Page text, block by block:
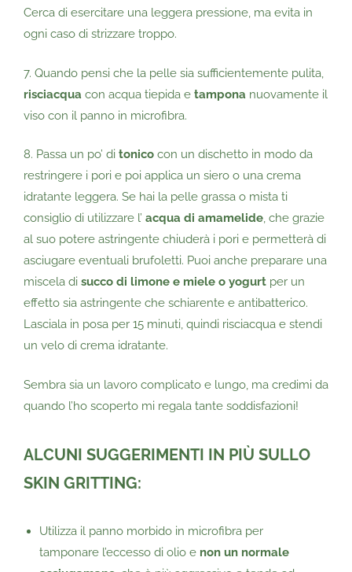
Cerca di esercitare una leggera pressione, ma evita in
ogni caso di strizzare troppo.
7. Quando pensi che la pelle sia sufficientemente pulita,
risciacqua con acqua tiepida e tampona nuovamente il
viso con il panno in microfibra.
8. Passa un po’ di tonico con un dischetto in modo da
restringere i pori e poi applica un siero o una crema
idratante leggera. Se hai la pelle grassa o mista ti
consiglio di utilizzare l’ acqua di amamelide, che grazie
al suo potere astringente chiuderà i pori e permetterà di
asciugare eventuali brufoletti. Puoi anche preparare una
miscela di succo di limone e miele o yogurt per un
effetto sia astringente che schiarente e antibatterico.
Lasciala in posa per 15 minuti, quindi risciacqua e stendi
un velo di crema idratante.
Sembra sia un lavoro complicato e lungo, ma credimi da
quando l’ho scoperto mi regala tante soddisfazioni!
ALCUNI SUGGERIMENTI IN PIÙ SULLO
SKIN GRITTING:
Utilizza il panno morbido in microfibra per
tamponare l’eccesso di olio e non un normale